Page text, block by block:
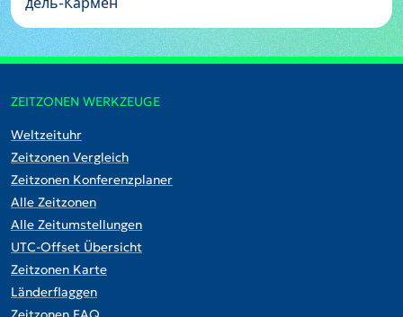
ZEITZONEN WERKZEUGE
Weltzeituhr
Zeitzonen Vergleich
Zeitzonen Konferenzplaner
Alle Zeitzonen
Alle Zeitumstellungen
UTC-Offset Übersicht
Zeitzonen Karte
Länderflaggen